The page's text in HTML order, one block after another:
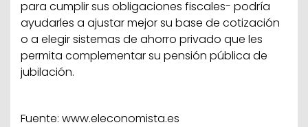
para cumplir sus obligaciones fiscales- podría
ayudarles a ajustar mejor su base de cotización
o a elegir sistemas de ahorro privado que les
permita complementar su pensión pública de
jubilación.
Fuente: www.eleconomista.es